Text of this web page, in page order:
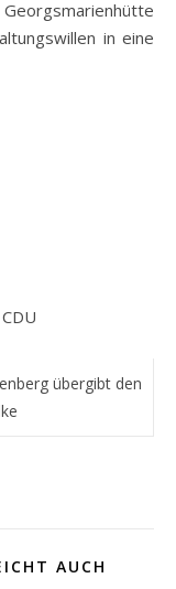
in eine
übergibt den
AUCH